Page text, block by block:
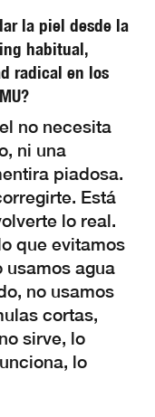
la piel desde la
habitual,
radical en los
no necesita
ni una
piadosa.
Está
lo real.
que evitamos
usamos agua
no usamos
cortas,
sirve, lo
lo